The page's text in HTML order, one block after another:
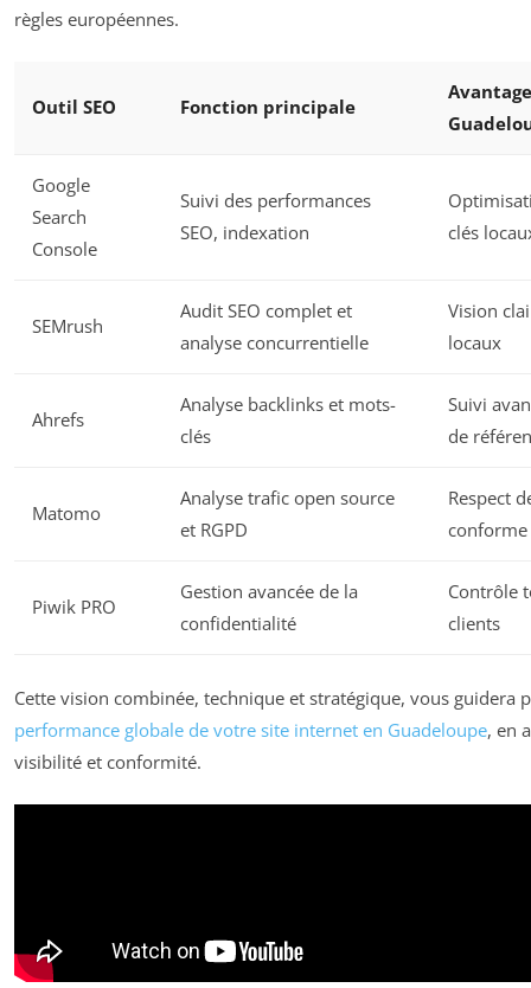
règles européennes.
Outil SEO Fonction principale
Google
Search
Console
Suivi des performances
SEO, indexation
clés
SEMrush
Audit SEO complet et
analyse concurrentielle
Vision
locaux
Ahrefs
Analyse backlinks et mots-
clés
Suivi
de
Matomo
Analyse trafic open source
et RGPD
Respect
conforme
Piwik PRO
Gestion avancée de la
confidentialité
Contrôle
clients
Cette vision combinée, technique et stratégique, vous guidera
performance globale de votre site internet en Guadeloupe, en
visibilité et conformité.